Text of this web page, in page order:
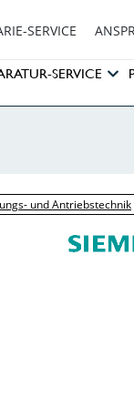
SERVICE
SERVICE
und Antriebstechnik